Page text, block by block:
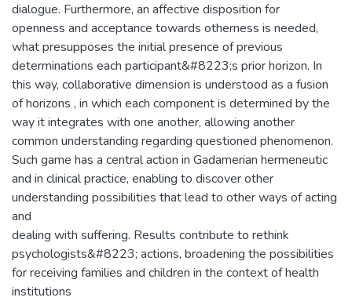
dialogue. Furthermore, an affective disposition for
openness and acceptance towards otherness is needed,
what presupposes the initial presence of previous
determinations each participant&#8223;s prior horizon. In
this way, collaborative dimension is understood as a fusion
of horizons , in which each component is determined by the
way it integrates with one another, allowing another
common understanding regarding questioned phenomenon.
Such game has a central action in Gadamerian hermeneutic
and in clinical practice, enabling to discover other
understanding possibilities that lead to other ways of acting
and
dealing with suffering. Results contribute to rethink
psychologists&#8223; actions, broadening the possibilities
for receiving families and children in the context of health
institutions